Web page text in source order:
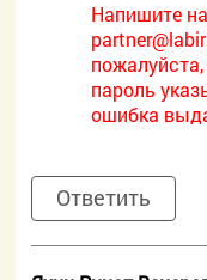
Напишите
пожалуйста,
пароль
ошибка
Ответить